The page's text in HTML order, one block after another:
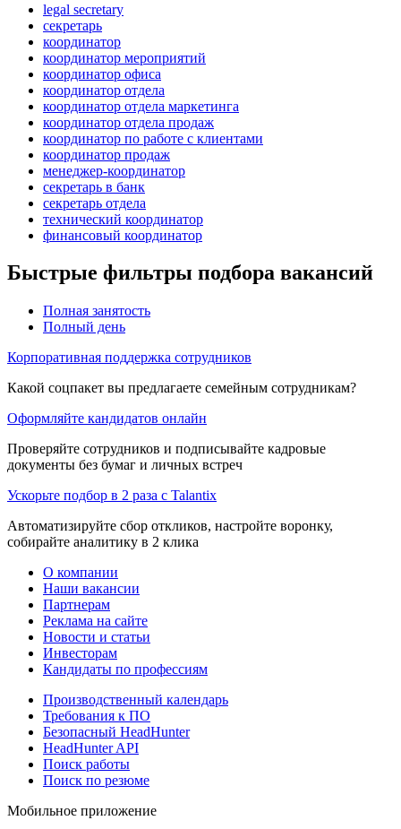
legal secretary
секретарь
координатор
координатор мероприятий
координатор офиса
координатор отдела
координатор отдела маркетинга
координатор отдела продаж
координатор по работе с клиентами
координатор продаж
менеджер-координатор
секретарь в банк
секретарь отдела
технический координатор
финансовый координатор
Быстрые фильтры подбора вакансий
Полная занятость
Полный день
Корпоративная поддержка сотрудников
Какой соцпакет вы предлагаете семейным сотрудникам?
Оформляйте кандидатов онлайн
Проверяйте сотрудников и подписывайте кадровые
документы без бумаг и личных встреч
Ускорьте подбор в 2 раза с Talantix
Автоматизируйте сбор откликов, настройте воронку,
собирайте аналитику в 2 клика
О компании
Наши вакансии
Партнерам
Реклама на сайте
Новости и статьи
Инвесторам
Кандидаты по профессиям
Производственный календарь
Требования к ПО
Безопасный HeadHunter
HeadHunter API
Поиск работы
Поиск по резюме
Мобильное приложение